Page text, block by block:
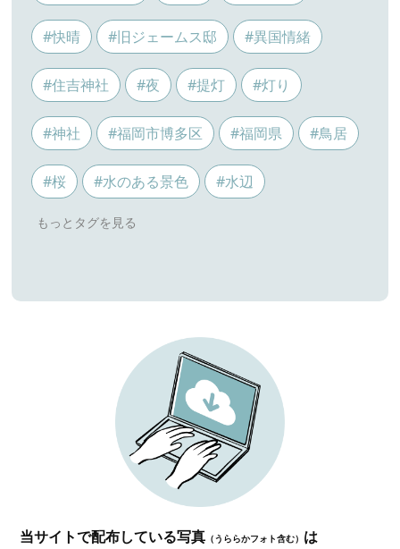
#快晴 #旧ジェームス邸 #異国情緒
#住吉神社 #夜 #提灯 #灯り
#神社 #福岡市博多区 #福岡県 #鳥居
#桜 #水のある景色 #水辺
当サイトで配布している写真 （うららかフォト含む） は